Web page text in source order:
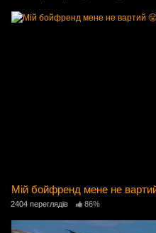
Мій бойфренд мене не
2404 переглядів 86%